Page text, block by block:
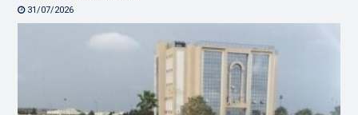
31/07/2026